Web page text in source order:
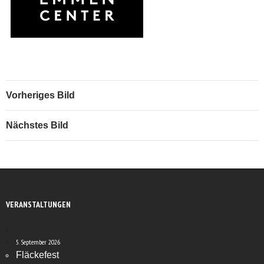
Vorheriges Bild
Nächstes Bild
VERANSTALTUNGEN
5. September 2026
Fläckefest